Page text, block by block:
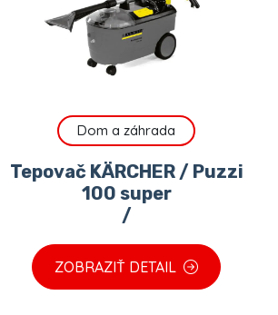
Dom a záhrada
Tepovač KÄRCHER / Puzzi
100 super
/
ZOBRAZIŤ DETAIL